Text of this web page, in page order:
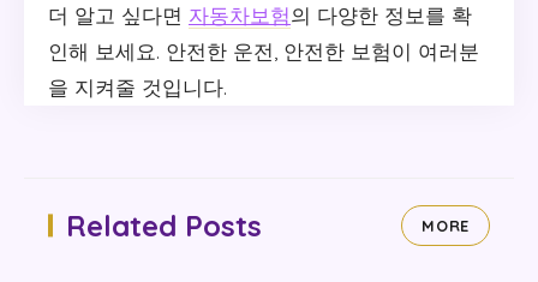
더 알고 싶다면 자동차보험의 다양한 정보를 확
인해 보세요. 안전한 운전, 안전한 보험이 여러분
을 지켜줄 것입니다.
Related Posts MORE